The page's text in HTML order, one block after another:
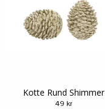
Kotte Rund Shimmer
49 kr